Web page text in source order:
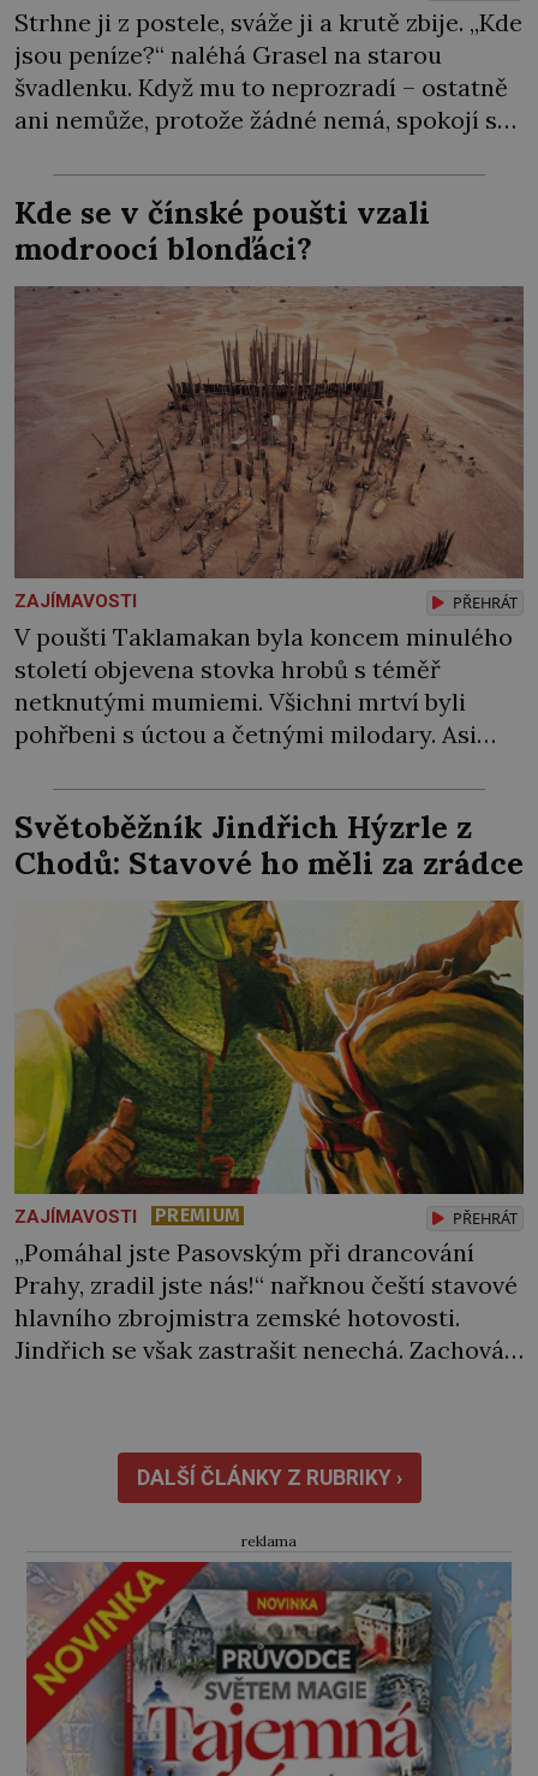
Strhne ji z postele, sváže ji a krutě zbije. „Kde
jsou peníze?“ naléhá Grasel na starou
švadlenku. Když mu to neprozradí – ostatně
ani nemůže, protože žádné nemá, spokojí se
Zraněná žena pár dní nato umírá. Je to muž
nebývale krutý. Jeho činy budí hrůzu ještě
dlouho po jeho smrti […]
Kde se v čínské poušti vzali
modroocí blonďáci?
ZAJÍMAVOSTI PŘEHRÁT
V poušti Taklamakan byla koncem minulého
století objevena stovka hrobů s téměř
netknutými mumiemi. Všichni mrtví byli
pohřbeni s úctou a četnými milodary. Asi
chlapečka s modrou filcovou čapkou, z níž se
draly blonďaté vlásky. Fakt, že jsou těla
dávných lidí nesmírně dobře zachovalá,
přičítají odborníci zdejším klimatickým
podmínkám. Sucho, prosolené písky a
extrémně […]
Světoběžník Jindřich Hýzrle z
Chodů: Stavové ho měli za zrádce
ZAJÍMAVOSTI PREMIUM PŘEHRÁT
„Pomáhal jste Pasovským při drancování
Prahy, zradil jste nás!“ nařknou čeští stavové
hlavního zbrojmistra zemské hotovosti.
Jindřich se však zastrašit nenechá. Zachová
stačily! Škola pro něj není. Jindřich Michal
Hýzrle z Chodů (1575–1665) se v ní nudí. 10letý
chlapec chce procestovat […]
DALŠÍ ČLÁNKY Z RUBRIKY ›
reklama